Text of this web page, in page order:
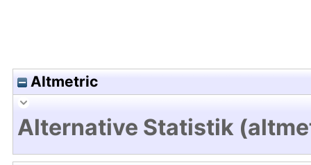
Altmetric
Alternative Statistik